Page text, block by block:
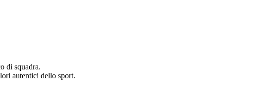
di squadra.
autentici dello sport.